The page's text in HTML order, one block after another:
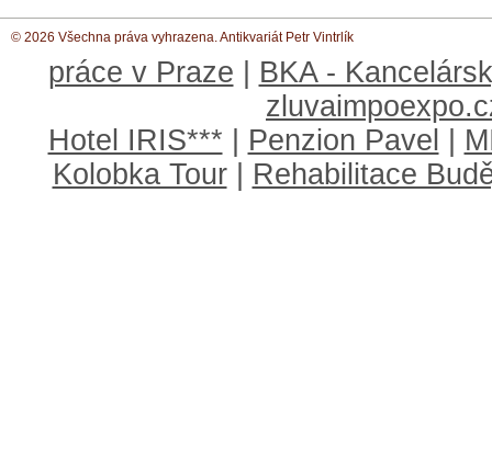
© 2026 Všechna práva vyhrazena. Antikvariát Petr Vintrlík
práce v Praze
BKA -
Hotel IRIS***
Penzion Pavel
Kolobka Tour
Rehabilitace